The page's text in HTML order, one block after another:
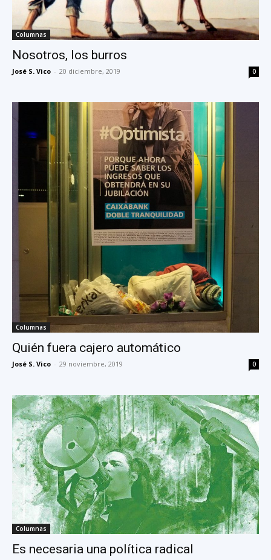
Columnas
Nosotros, los burros
José S. Vico - 20 diciembre, 2019 0
Columnas
Quién fuera cajero automático
José S. Vico - 29 noviembre, 2019 0
Columnas
Es necesaria una política radical